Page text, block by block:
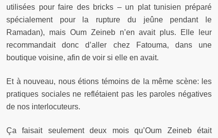
utilisées pour faire des bricks – un plat tunisien préparé
spécialement pour la rupture du jeûne pendant le
Ramadan), mais Oum Zeineb n’en avait plus. Elle leur
recommandait donc d’aller chez Fatouma, dans une
boutique voisine, afin de voir si elle en avait.
Et à nouveau, nous étions témoins de la même scène: les
pratiques sociales ne reflétaient pas les paroles négatives
de nos interlocuteurs.
Ça faisait seulement deux mois qu’Oum Zeineb était